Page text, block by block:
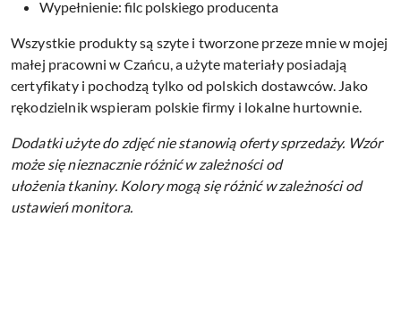
Wypełnienie: filc polskiego producenta
Wszystkie produkty są szyte i tworzone przeze mnie w mojej
małej pracowni w Czańcu, a użyte materiały posiadają
certyfikaty i pochodzą tylko od polskich dostawców. Jako
rękodzielnik wspieram polskie firmy i lokalne hurtownie.
Dodatki użyte do zdjęć nie stanowią oferty sprzedaży. Wzór
może się nieznacznie różnić w zależności od
ułożenia tkaniny. Kolory mogą się różnić w zależności od
ustawień monitora.